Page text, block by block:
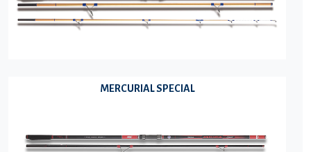
MERCURIAL SPECIAL